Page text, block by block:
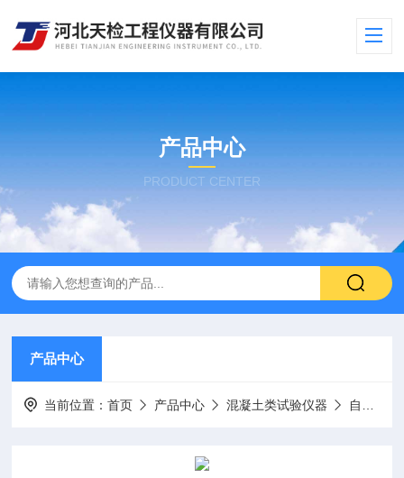
产品中心
PRODUCT CENTER
产品中心
当前位置：首页 产品中心 混凝土类试验仪器 自密实混凝土试验装置